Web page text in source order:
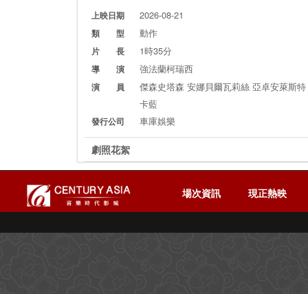
上映日期 2026-08-21
類 型 動作
片 長 1時35分
導 演 強法蘭柯瑞西
演 員
傑森史塔森 安娜貝爾瓦莉絲 亞卓安萊斯
卡藍
發行公司 車庫娛樂
劇照花絮
場次資訊 現正熱映